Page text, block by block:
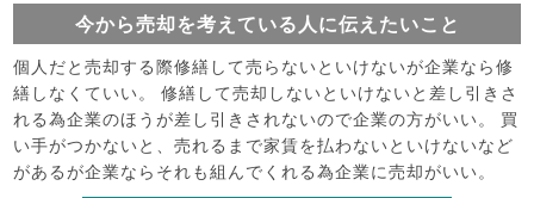
今から売却を考えている人に伝えたいこと
個人だと売却する際修繕して売らないといけないが企業なら修
繕しなくていい。 修繕して売却しないといけないと差し引きさ
れる為企業のほうが差し引きされないので企業の方がいい。 買
い手がつかないと、売れるまで家賃を払わないといけないなど
があるが企業ならそれも組んでくれる為企業に売却がいい。